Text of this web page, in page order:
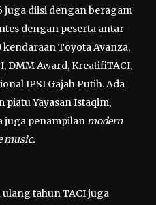
juga diisi dengan beragam
dengan peserta antar
Toyota Avanza,
DMM Award, KreatifiTACI,
IPSI Gajah Putih. Ada
Yayasan Istaqim,
juga penampilanmodern
music.
tahun TACI juga